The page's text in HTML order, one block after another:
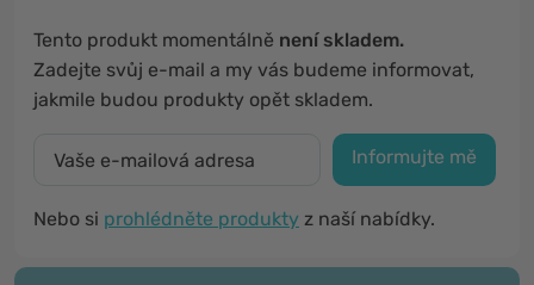
Tento produkt momentálně není skladem.
Zadejte svůj e-mail a my vás budeme informovat,
jakmile budou produkty opět skladem.
Informujte mě
Nebo si prohlédněte produkty z naší nabídky.